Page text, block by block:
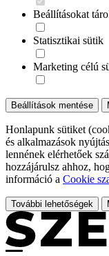
Beállításokat
Statisztikai sütik
Marketing célú
Beállítások mentése
Honlapunk sütiket
és alkalmazások
lennének elérhetőek
hozzájárulsz ahhoz,
információ a Cookie
További lehetőségek